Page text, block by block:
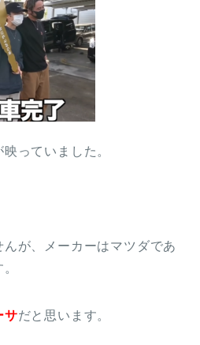
っていました。
が、メーカーはマツダであ
サだと思います。